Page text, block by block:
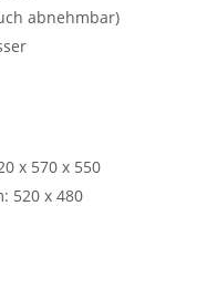
abnehmbar)
x 570 x 550
520 x 480